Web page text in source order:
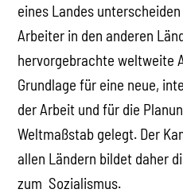
eines Landes
Arbeiter in den anderen
hervorgebrachte weltweite
Grundlage für eine neue,
der Arbeit und für die
Weltmaßstab gelegt. Der
allen Ländern bildet daher
zum Sozialismus.